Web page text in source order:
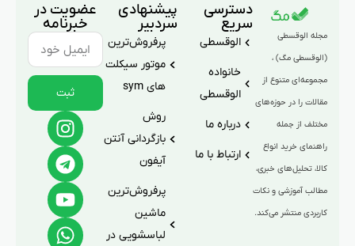
مجله الوقسطی
(الوقسطی مگ) ،
مجموعه‌ای متنوع از
مقالات را در حوزه‌های
مختلف از جمله
راهنمای خرید انواع
کالا، تحلیل‌های خبری،
مطالب آموزشی و نکات
کاربردی منتشر می‌کند.
دسترسی
سریع
الوقسطی
خانواده
الوقسطی
درباره ما
ارتباط با ما
پیشنهادی
سردبیر
پرفروش‌ترین
موتور سیکلت
های sym
روش
بازگردانی آنتن
آیفون
پرفروش‌ترین
ماشین
لباسشویی در
عضویت در
خبرنامه
ثبت